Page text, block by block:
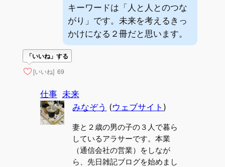
キーワードは「人と人とのつな
がり」です。未来を考えるきっ
かけになる２冊だと思います。
「いいね」する
[いいね] 69
仕事 未来
みなぞう (ウェブサイト )
妻と２歳の男の子の３人で暮ら
しているアラサーです。本業
（通信会社の営業）をしなが
ら、先日雑記ブログを始めまし